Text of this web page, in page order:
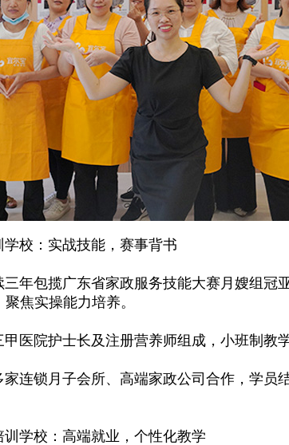
校：实战技能，赛事背书
包揽广东省家政服务技能大赛月嫂组冠亚
焦实操能力培养。
院护士长及注册营养师组成，小班制教学
锁月子会所、高端家政公司合作，学员
学校：高端就业，个性化教学